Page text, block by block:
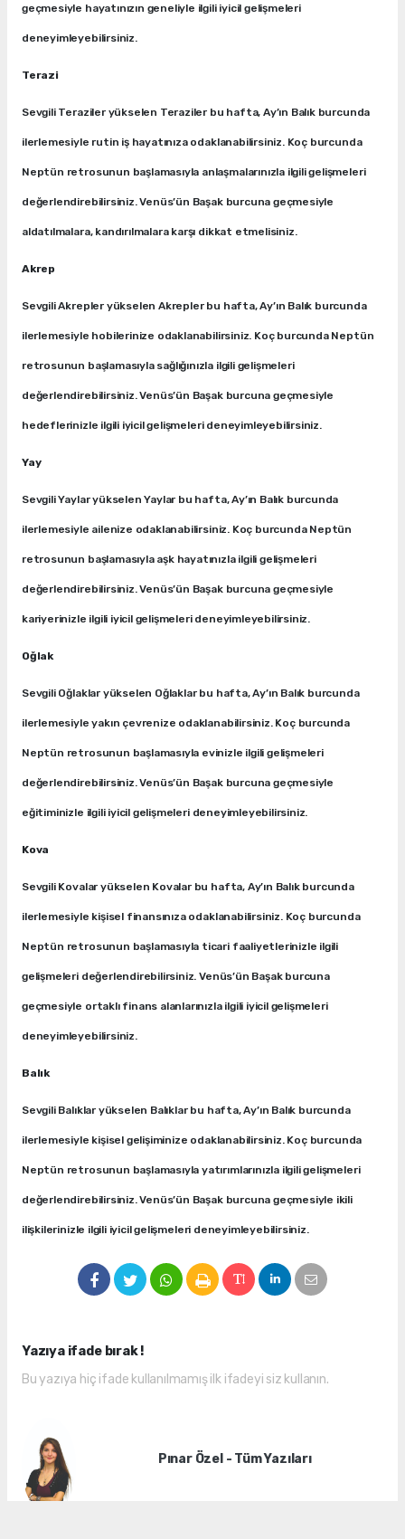
geçmesiyle hayatınızın geneliyle ilgili iyicil gelişmeleri
deneyimleyebilirsiniz.
Terazi
Sevgili Teraziler yükselen Teraziler bu hafta, Ay’ın Balık burcunda
ilerlemesiyle rutin iş hayatınıza odaklanabilirsiniz. Koç burcunda
Neptün retrosunun başlamasıyla anlaşmalarınızla ilgili gelişmeleri
değerlendirebilirsiniz. Venüs’ün Başak burcuna geçmesiyle
aldatılmalara, kandırılmalara karşı dikkat etmelisiniz.
Akrep
Sevgili Akrepler yükselen Akrepler bu hafta, Ay’ın Balık burcunda
ilerlemesiyle hobilerinize odaklanabilirsiniz. Koç burcunda Neptün
retrosunun başlamasıyla sağlığınızla ilgili gelişmeleri
değerlendirebilirsiniz. Venüs’ün Başak burcuna geçmesiyle
hedeflerinizle ilgili iyicil gelişmeleri deneyimleyebilirsiniz.
Yay
Sevgili Yaylar yükselen Yaylar bu hafta, Ay’ın Balık burcunda
ilerlemesiyle ailenize odaklanabilirsiniz. Koç burcunda Neptün
retrosunun başlamasıyla aşk hayatınızla ilgili gelişmeleri
değerlendirebilirsiniz. Venüs’ün Başak burcuna geçmesiyle
kariyerinizle ilgili iyicil gelişmeleri deneyimleyebilirsiniz.
Oğlak
Sevgili Oğlaklar yükselen Oğlaklar bu hafta, Ay’ın Balık burcunda
ilerlemesiyle yakın çevrenize odaklanabilirsiniz. Koç burcunda
Neptün retrosunun başlamasıyla evinizle ilgili gelişmeleri
değerlendirebilirsiniz. Venüs’ün Başak burcuna geçmesiyle
eğitiminizle ilgili iyicil gelişmeleri deneyimleyebilirsiniz.
Kova
Sevgili Kovalar yükselen Kovalar bu hafta, Ay’ın Balık burcunda
ilerlemesiyle kişisel finansınıza odaklanabilirsiniz. Koç burcunda
Neptün retrosunun başlamasıyla ticari faaliyetlerinizle ilgili
gelişmeleri değerlendirebilirsiniz. Venüs’ün Başak burcuna
geçmesiyle ortaklı finans alanlarınızla ilgili iyicil gelişmeleri
deneyimleyebilirsiniz.
Balık
Sevgili Balıklar yükselen Balıklar bu hafta, Ay’ın Balık burcunda
ilerlemesiyle kişisel gelişiminize odaklanabilirsiniz. Koç burcunda
Neptün retrosunun başlamasıyla yatırımlarınızla ilgili gelişmeleri
değerlendirebilirsiniz. Venüs’ün Başak burcuna geçmesiyle ikili
ilişkilerinizle ilgili iyicil gelişmeleri deneyimleyebilirsiniz.
Yazıya ifade bırak !
Bu yazıya hiç ifade kullanılmamış ilk ifadeyi siz kullanın.
Pınar Özel - Tüm Yazıları